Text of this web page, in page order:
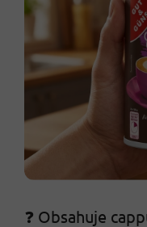
❓ Obsahuje